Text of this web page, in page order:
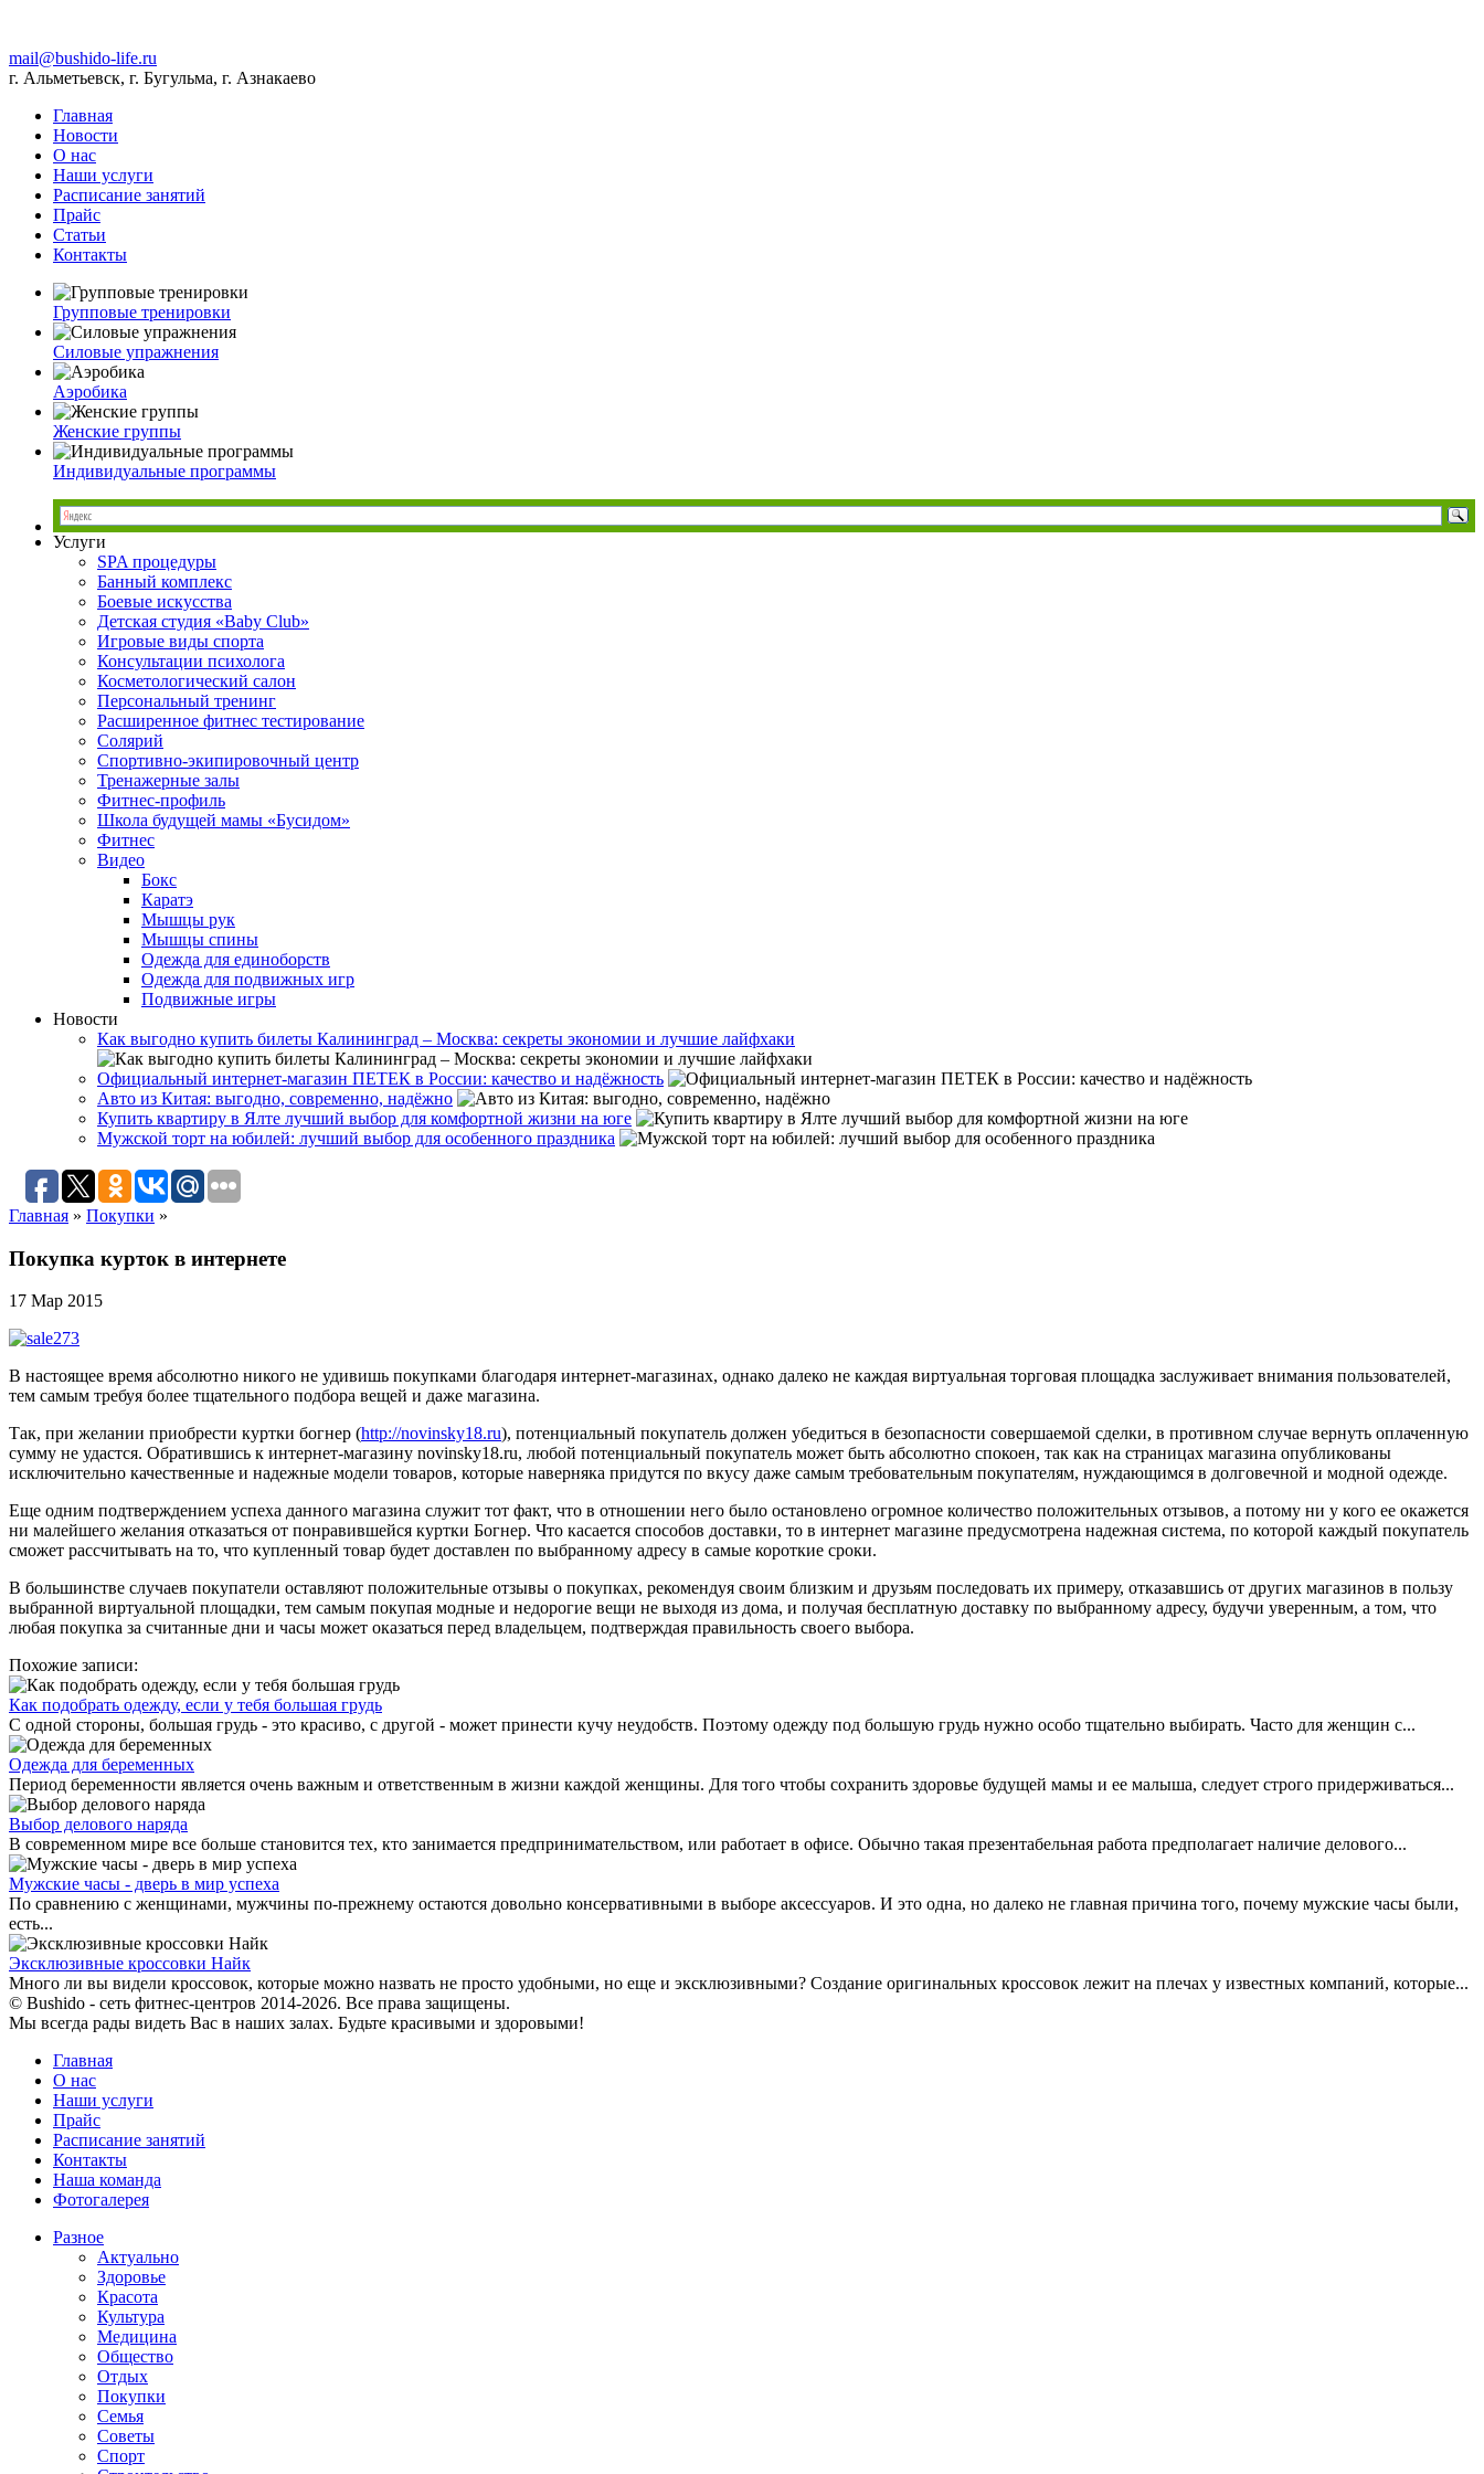
mail@bushido-life.ru
г. Альметьевск, г. Бугульма, г. Азнакаево
Главная
Новости
О нас
Наши услуги
Расписание занятий
Прайс
Статьи
Контакты
Групповые тренировки
Силовые упражнения
Аэробика
Женские группы
Индивидуальные программы
Услуги
SPA процедуры
Банный комплекс
Боевые искусства
Детская студия «Baby Club»
Игровые виды спорта
Консультации психолога
Косметологический салон
Персональный тренинг
Расширенное фитнес тестирование
Солярий
Спортивно-экипировочный центр
Тренажерные залы
Фитнес-профиль
Школа будущей мамы «Бусидом»
Фитнес
Видео
Бокс
Каратэ
Мышцы рук
Мышцы спины
Одежда для единоборств
Одежда для подвижных игр
Подвижные игры
Новости
Как выгодно купить билеты Калининград – Москва: секреты экономии и лучшие лайфхаки
Официальный интернет-магазин ПЕТЕК в России: качество и надёжность
Авто из Китая: выгодно, современно, надёжно
Купить квартиру в Ялте лучший выбор для комфортной жизни на юге
Мужской торт на юбилей: лучший выбор для особенного праздника
Главная » Покупки »
Покупка курток в интернете
17 Мар 2015
В настоящее время абсолютно никого не удивишь покупками благодаря интернет-магазинах, однако далеко не каждая виртуальная торговая площадка заслуживает внимания пользователей,
тем самым требуя более тщательного подбора вещей и даже магазина.
Так, при желании приобрести куртки богнер (http://novinsky18.ru), потенциальный покупатель должен убедиться в безопасности совершаемой сделки, в противном случае вернуть оплаченную
сумму не удастся. Обратившись к интернет-магазину novinsky18.ru, любой потенциальный покупатель может быть абсолютно спокоен, так как на страницах магазина опубликованы
исключительно качественные и надежные модели товаров, которые наверняка придутся по вкусу даже самым требовательным покупателям, нуждающимся в долговечной и модной одежде.
Еще одним подтверждением успеха данного магазина служит тот факт, что в отношении него было остановлено огромное количество положительных отзывов, а потому ни у кого ее окажется
ни малейшего желания отказаться от понравившейся куртки Богнер. Что касается способов доставки, то в интернет магазине предусмотрена надежная система, по которой каждый покупатель
сможет рассчитывать на то, что купленный товар будет доставлен по выбранному адресу в самые короткие сроки.
В большинстве случаев покупатели оставляют положительные отзывы о покупках, рекомендуя своим близким и друзьям последовать их примеру, отказавшись от других магазинов в пользу
выбранной виртуальной площадки, тем самым покупая модные и недорогие вещи не выходя из дома, и получая бесплатную доставку по выбранному адресу, будучи уверенным, а том, что
любая покупка за считанные дни и часы может оказаться перед владельцем, подтверждая правильность своего выбора.
Похожие записи:
Как подобрать одежду, если у тебя большая грудь
С одной стороны, большая грудь - это красиво, с другой - может принести кучу неудобств. Поэтому одежду под большую грудь нужно особо тщательно выбирать. Часто для женщин с...
Одежда для беременных
Период беременности является очень важным и ответственным в жизни каждой женщины. Для того чтобы сохранить здоровье будущей мамы и ее малыша, следует строго придерживаться...
Выбор делового наряда
В современном мире все больше становится тех, кто занимается предпринимательством, или работает в офисе. Обычно такая презентабельная работа предполагает наличие делового...
Мужские часы - дверь в мир успеха
По сравнению с женщинами, мужчины по-прежнему остаются довольно консервативными в выборе аксессуаров. И это одна, но далеко не главная причина того, почему мужские часы были,
есть...
Эксклюзивные кроссовки Найк
Много ли вы видели кроссовок, которые можно назвать не просто удобными, но еще и эксклюзивными? Создание оригинальных кроссовок лежит на плечах у известных компаний, которые...
© Bushido - сеть фитнес-центров 2014-2026. Все права защищены.
Мы всегда рады видеть Вас в наших залах. Будьте красивыми и здоровыми!
Главная
О нас
Наши услуги
Прайс
Расписание занятий
Контакты
Наша команда
Фотогалерея
Разное
Актуально
Здоровье
Красота
Культура
Медицина
Общество
Отдых
Покупки
Семья
Советы
Спорт